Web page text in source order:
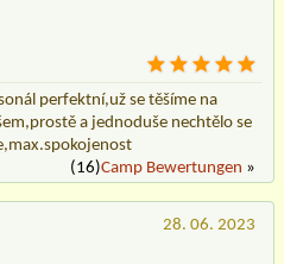
perfektní,už se těšíme na
a jednoduše nechtělo se
(16)Camp Bewertungen »
28. 06. 2023